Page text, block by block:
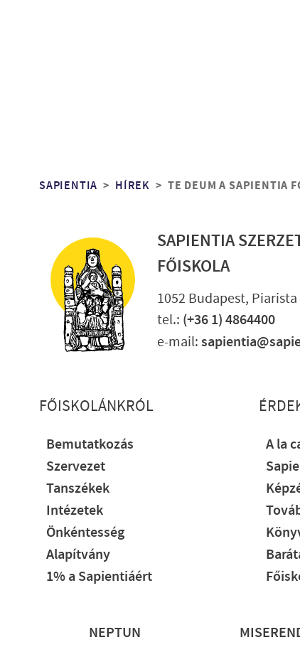
Morzsa
SAPIENTIA HÍREK TE DEUM A SAPIENTIA
SAPIENTIA
FŐISKOLA
1052 Budapest, Piarista
tel.: (+36 1) 4864400
e-mail:
Lábléc részletes
FŐISKOLÁNKRÓL
Bemutatkozás
Szervezet
Tanszékek
Intézetek
Önkéntesség
Alapítvány
1% a Sapientiáért
A la
Lábléc
NEPTUN